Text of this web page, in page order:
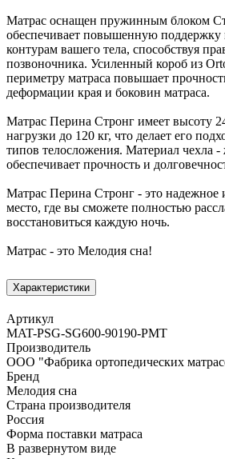
Матрас оснащен пружинным блоком
обеспечивает повышенную поддержку
контурам вашего тела, способствуя
позвоночника. Усиленный короб из
периметру матраса повышает
деформации края и боковин матраса.
Матрас Перина Стронг имеет высоту
нагрузки до 120 кг, что делает его
типов телосложения. Материал чехла
обеспечивает прочность и
Матрас Перина Стронг - это надежное
место, где вы сможете полностью
восстановиться каждую ночь.
Матрас - это Мелодия сна!
Характеристики
Артикул
MAT-PSG-SG600-90190-PMT
Производитель
ООО "Фабрика ортопедических
Бренд
Мелодия сна
Страна производителя
Россия
Форма поставки матраса
В развернутом виде